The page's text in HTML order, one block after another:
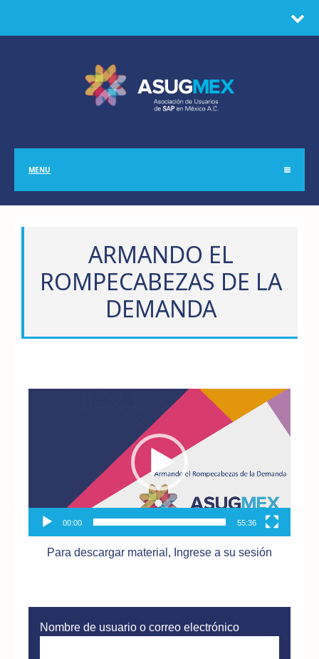
MENU
ARMANDO EL
ROMPECABEZAS DE LA
DEMANDA
00:00 55:36
Para descargar material, Ingrese a su sesión
Nombre de usuario o correo electrónico